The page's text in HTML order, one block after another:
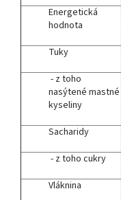
Energetická
hodnota
Tuky
- z toho
nasýtené mastné
kyseliny
Sacharidy
- z toho cukry
Vláknina